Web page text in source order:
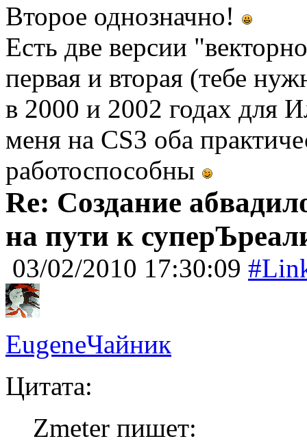
Второе однозначно!
Есть две версии
первая и вторая (тебе
в 2000 и 2002 годах для
меня на CS3 оба
работоспособны
Re: Создание
на пути к
03/02/2010 17:30:09
EugeneЧайник
Цитата:
Zmeter пишет: